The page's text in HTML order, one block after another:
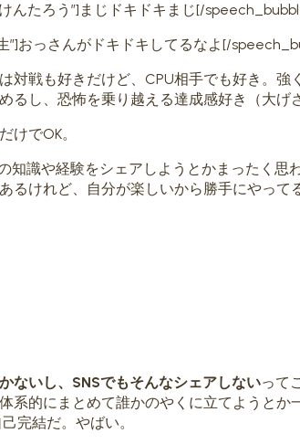
んたろう”]まじドキドキまじ[/
”]おっさんがドキドキしてるなよ[/
対戦も好きだけど、CPU相手でも好き。強
るし、恐怖を乗り越える達成感好き（大げ
けでOK。
知識や経験をシェアしようとかまったく思
るけれど、自分が楽しいから勝手にやって
ないし、SNSでもそんなシェアしないって
系的にまとめて誰かのやくに立てようとか
完結だ。やばい。